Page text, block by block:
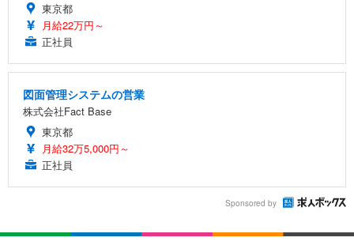
東京都
月給22万円～
正社員
図面管理システムの営業
株式会社Fact Base
東京都
月給32万5,000円～
正社員
Sponsored by